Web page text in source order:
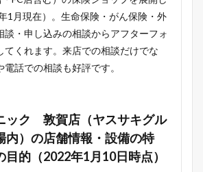
1月現在）。生命保険・がん保険・外
談・申し込みの相談からアフターフォ
てくれます。来店での相談だけでな
電話での相談も好評です。
ック 敦賀店（ヤスサキグル
内）の店舗情報・設備の特
目的（2022年1月10日時点）